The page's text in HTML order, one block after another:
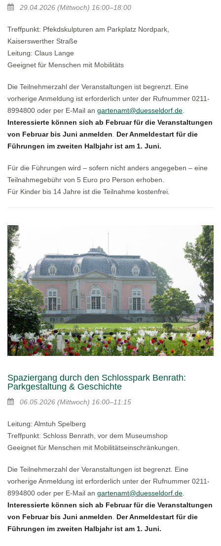
29.04.2026 (Mittwoch) 16:00–18:00
Treffpunkt: Pfekdskulpturen am Parkplatz Nordpark,
Kaiserswerther Straße
Leitung: Claus Lange
Geeignet für Menschen mit Mobilitäts
Die Teilnehmerzahl der Veranstaltungen ist begrenzt. Eine
vorherige Anmeldung ist erforderlich unter der Rufnummer 0211-
8994800 oder per E-Mail an gartenamt@duesseldorf.de
Interessierte können sich ab Februar für die Veranstaltungen
von Februar bis Juni anmelden
Der Anmeldestart für die
Führungen im zweiten Halbjahr ist am 1. Juni.
Für die Führungen wird – sofern nicht anders angegeben – eine
Teilnahmegebühr von 5 Euro pro Person erhoben.
Für Kinder bis 14 Jahre ist die Teilnahme kostenfrei.
Spaziergang durch den Schlosspark Benrath:
Parkgestaltung & Geschichte
06.05.2026 (Mittwoch) 16:00–11:15
Leitung: Almtuh Spelberg
Treffpunkt: Schloss Benrath, vor dem Museumshop
Geeignet für Menschen mit Mobilitätseinschränkungen.
Die Teilnehmerzahl der Veranstaltungen ist begrenzt. Eine
vorherige Anmeldung ist erforderlich unter der Rufnummer 0211-
8994800 oder per E-Mail an gartenamt@duesseldorf.de.
Interessierte können sich ab Februar für die Veranstaltungen
von Februar bis Juni anmelden. Der Anmeldestart für die
Führungen im zweiten Halbjahr ist am 1. Juni.